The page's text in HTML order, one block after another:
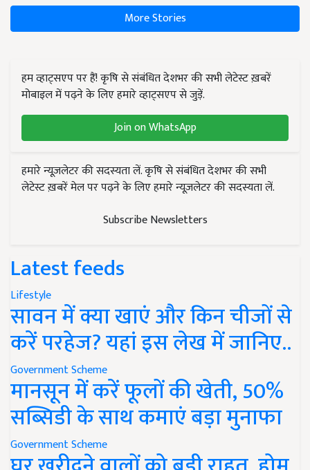
More Stories
हम व्हाट्सएप पर हैं! कृषि से संबंधित देशभर की सभी लेटेस्ट ख़बरें
मोबाइल में पढ़ने के लिए हमारे व्हाट्सएप से जुड़ें.
Join on WhatsApp
हमारे न्यूज़लेटर की सदस्यता लें. कृषि से संबंधित देशभर की सभी
लेटेस्ट ख़बरें मेल पर पढ़ने के लिए हमारे न्यूज़लेटर की सदस्यता लें.
Subscribe Newsletters
Latest feeds
Lifestyle
सावन में क्या खाएं और किन चीजों से
करें परहेज? यहां इस लेख में जानिए..
Government Scheme
मानसून में करें फूलों की खेती, 50%
सब्सिडी के साथ कमाएं बड़ा मुनाफा
Government Scheme